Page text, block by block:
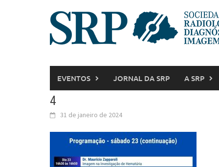
EVENTOS JORNAL DA SRP A SRP
4
31 de janeiro de 2024